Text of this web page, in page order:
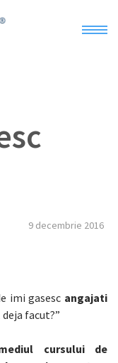
9 decembrie 2016
imi gasesc angajati
facut?”
cursului de